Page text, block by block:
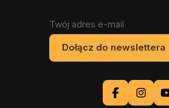
Twój adres e-mail
Dołącz do newslettera